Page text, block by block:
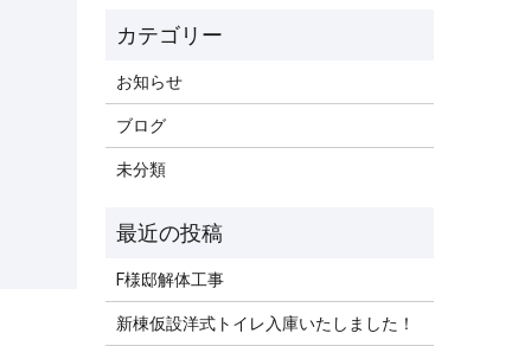
お知らせ
ブログ
未分類
F様邸解体工事
新棟仮設洋式トイレ入庫いたしました！